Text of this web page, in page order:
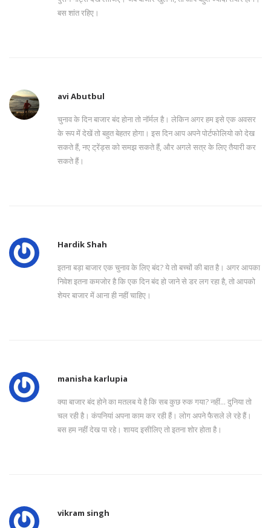
बस शांत रहिए।
avi Abutbul
चुनाव के दिन बाजार बंद होना तो नॉर्मल है। लेकिन अगर हम इसे एक अवसर
के रूप में देखें तो बहुत बेहतर होगा। इस दिन आप अपने पोर्टफोलियो को देख
सकते हैं, नए ट्रेंड्स को समझ सकते हैं, और अगले सत्र के लिए तैयारी कर
सकते हैं।
Hardik Shah
इतना बड़ा बाजार एक चुनाव के लिए बंद? ये तो बच्चों की बात है। अगर आपका
निवेश इतना कमजोर है कि एक दिन बंद हो जाने से डर लग रहा है, तो आपको
शेयर बाजार में आना ही नहीं चाहिए।
manisha karlupia
क्या बाजार बंद होने का मतलब ये है कि सब कुछ रुक गया? नहीं... दुनिया तो
चल रही है। कंपनियां अपना काम कर रही हैं। लोग अपने फैसले ले रहे हैं।
बस हम नहीं देख पा रहे। शायद इसीलिए तो इतना शोर होता है।
vikram singh